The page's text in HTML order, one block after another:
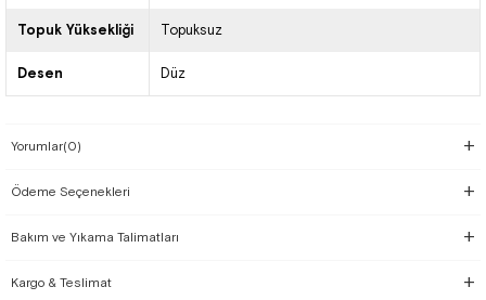
Topuk Yüksekliği Topuksuz
Desen Düz
Yorumlar(0)
Ödeme Seçenekleri
Bakım ve Yıkama Talimatları
Kargo & Teslimat